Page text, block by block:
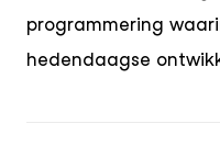
programmering
hedendaagse